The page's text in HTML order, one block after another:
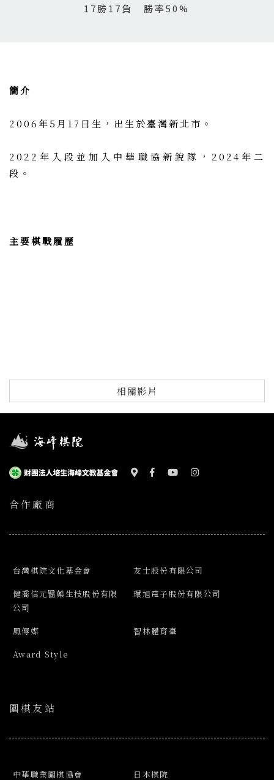
17勝17負 勝率50%
簡介
2006年5月17日生，出生於臺灣新北市。
2022年入段並加入中華職協新銳隊，2024年二
段。
主要棋戰履歷
相關影片
合作廠商
台灣棋院文化基金會
友士股份有限公司
健喬信元醫藥生技股份有限
公司
環旭電子股份有限公司
風傳媒
智林體育臺
Award Style
圍棋友站
中華職業圍棋協會 日本棋院